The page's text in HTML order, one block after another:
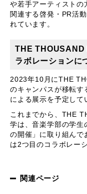
や若手アーティストの
関連する啓発・PR活
れています。
THE THOUSAND
ラボレーションに
2023年10月にTHE
のキャンパスが移転す
による展示を予定して
これまでから、THE
学は、音楽学部の学生
の開催」に取り組んで
は2つ目のコラボレー
関連ページ